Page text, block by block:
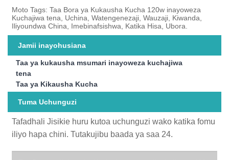
Moto Tags: Taa Bora ya Kukausha Kucha 120w inayoweza
Kuchajiwa tena, Uchina, Watengenezaji, Wauzaji, Kiwanda,
Iliyoundwa China, Imebinafsishwa, Katika Hisa, Ubora.
Jamii inayohusiana
Taa ya kukausha msumari inayoweza kuchajiwa
tena
Taa ya Kikausha Kucha
Tuma Uchunguzi
Tafadhali Jisikie huru kutoa uchunguzi wako katika fomu
iliyo hapa chini. Tutakujibu baada ya saa 24.